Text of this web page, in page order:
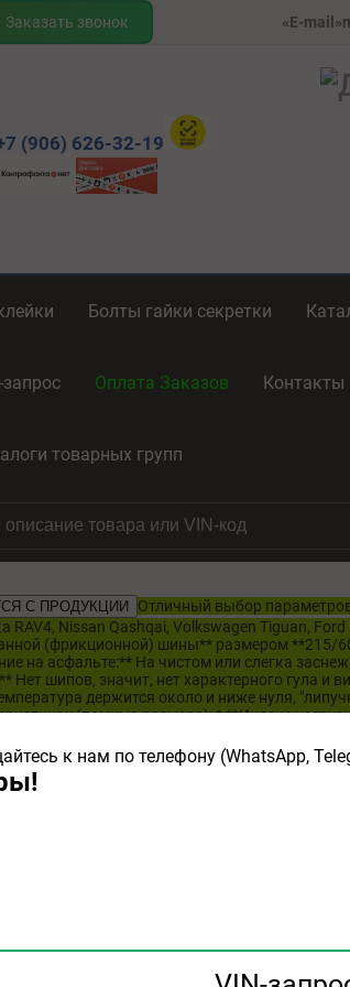
Заказать звонок «E-
(906) 626-32-19
Болты гайки секретки
запрос Оплата Заказов Контакты
товарных групп
С ПРОДУКЦИИ
Отличный выбор
RAV4, Nissan Qashqai, Volkswagen Tiguan,
(фрикционной) шины** размером **215/
на асфальте:** На чистом или слегка
шипов, значит, нет характерного гула и
держится около и ниже нуля,
(помимо размера): * **Индекс
со снежинкой гарантирует, что шина
зависят характеристики, долговечность и
и по отзывам считаются: **Премиум-
соотношение цена/качество):** *
* **Hankook Winter i*Cept iZ3
хорошая управляемость. * **Nordman 7
бренда. * **Matador Сибра 3 (Sibra 3)
бренд с хорошими зимними
(не старше 3-5 лет). Неделя и
Часто при покупке
к нам по телефону (WhatsApp,